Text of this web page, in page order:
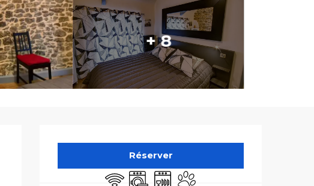
+ 8
Ouverture et
Réserver
WiFi Lave lingeLave vaisselle
Animaux acceptés